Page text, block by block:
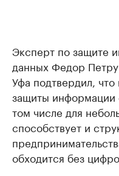
Эксперт по защите
данных Федор
Уфа подтвердил,
защиты информации
том числе для
способствует и
обходится без